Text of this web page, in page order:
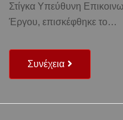
Στίγκα Υπεύθυνη
Έργου, επισκέφθηκε το…
Συνέχεια